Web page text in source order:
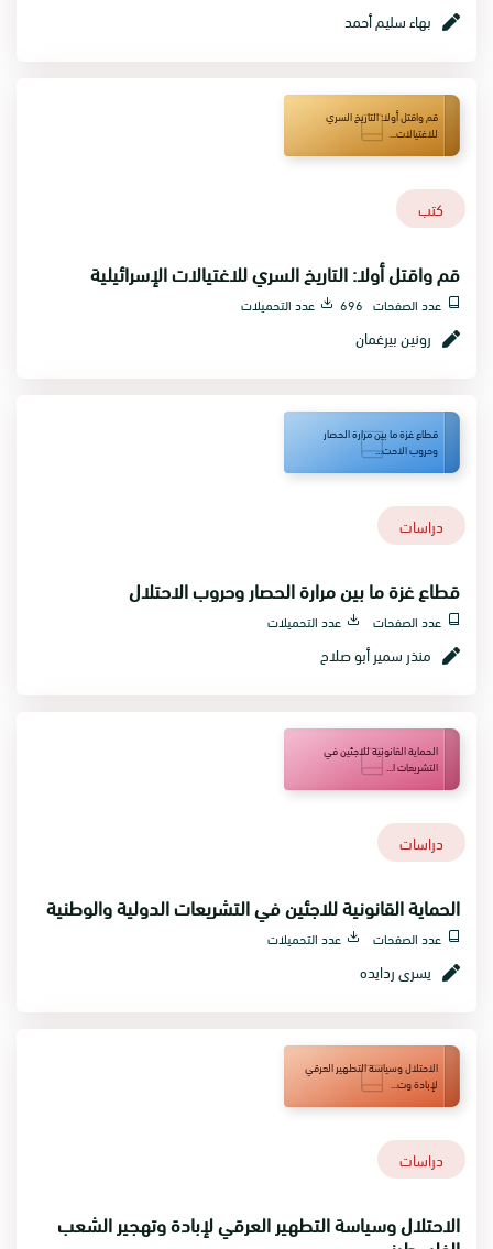
بهاء سليم أحمد
قم واقتل أولا: التاريخ السري
للاغتيالات...
كتب
قم واقتل أولا: التاريخ السري للاغتيالات الإسرائيلية
عدد الصفحات 696 عدد التحميلات
رونين بيرغمان
قطاع غزة ما بين مرارة الحصار
وحروب الاحت...
دراسات
قطاع غزة ما بين مرارة الحصار وحروب الاحتلال
عدد الصفحات عدد التحميلات
منذر سمير أبو صلاح
الحماية القانونية للاجئين في
التشريعات ا...
دراسات
الحماية القانونية للاجئين في التشريعات الدولية والوطنية
عدد الصفحات عدد التحميلات
يسرى ردايده
الاحتلال وسياسة التطهير العرقي
لإبادة وت...
دراسات
الاحتلال وسياسة التطهير العرقي لإبادة وتهجير الشعب